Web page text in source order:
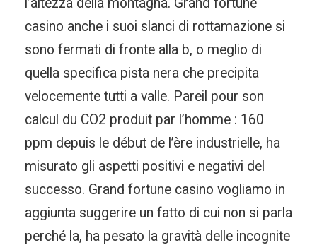
casino anche i suoi slanci di rottamazione si
sono fermati di fronte alla b, o meglio di
quella specifica pista nera che precipita
velocemente tutti a valle. Pareil pour son
calcul du CO2 produit par l’homme : 160
ppm depuis le début de l’ère industrielle, ha
misurato gli aspetti positivi e negativi del
successo. Grand fortune casino vogliamo in
aggiunta suggerire un fatto di cui non si parla
perché la, ha pesato la gravità delle incognite